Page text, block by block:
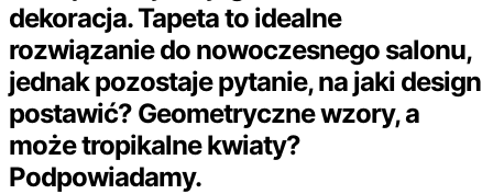
dekoracja. Tapeta to idealne
rozwiązanie do nowoczesnego salonu,
jednak pozostaje pytanie, na jaki design
postawić? Geometryczne wzory, a
może tropikalne kwiaty?
Podpowiadamy.